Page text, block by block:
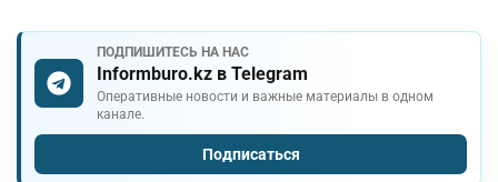
ПОДПИШИТЕСЬ НА НАС
Informburo.kz в Telegram
Оперативные новости и важные материалы в одном
канале.
Подписаться